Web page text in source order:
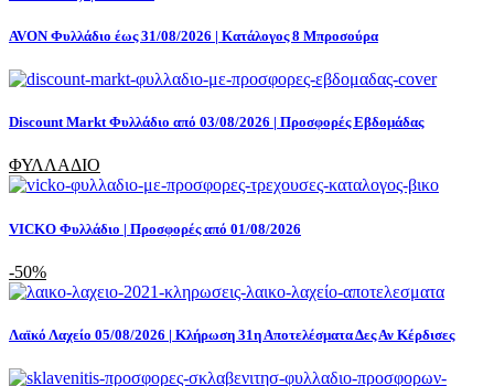
AVON Φυλλάδιο έως 31/08/2026 | Κατάλογος 8 Μπροσούρα
Discount Markt Φυλλάδιο από 03/08/2026 | Προσφορές Εβδομάδας
ΦΥΛΛΑΔΙΟ
VICKO Φυλλάδιο | Προσφορές από 01/08/2026
-50%
Λαϊκό Λαχείο 05/08/2026 | Κλήρωση 31η Αποτελέσματα Δες Αν Κέρδισες